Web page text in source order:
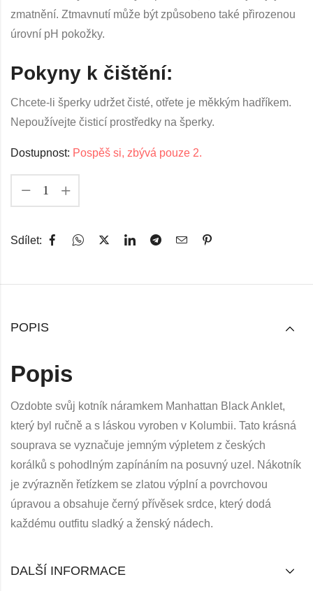
zmatnění. Ztmavnutí může být způsobeno také přirozenou
úrovní pH pokožky.
Pokyny k čištění:
Chcete-li šperky udržet čisté, otřete je měkkým hadříkem.
Nepoužívejte čisticí prostředky na šperky.
Dostupnost: Pospěš si, zbývá pouze 2.
Sdílet:
POPIS
Popis
Ozdobte svůj kotník náramkem Manhattan Black Anklet,
který byl ručně a s láskou vyroben v Kolumbii. Tato krásná
souprava se vyznačuje jemným výpletem z českých
korálků s pohodlným zapínáním na posuvný uzel. Nákotník
je zvýrazněn řetízkem se zlatou výplní a povrchovou
úpravou a obsahuje černý přívěsek srdce, který dodá
každému outfitu sladký a ženský nádech.
DALŠÍ INFORMACE